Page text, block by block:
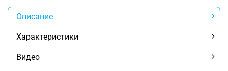
Описание
Характеристики
Видео